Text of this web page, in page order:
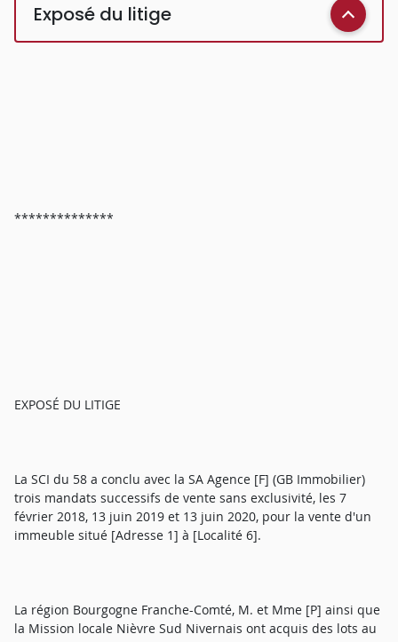
Exposé du litige
**************
EXPOSÉ DU LITIGE
La SCI du 58 a conclu avec la SA Agence [F] (GB Immobilier)
trois mandats successifs de vente sans exclusivité, les 7
février 2018, 13 juin 2019 et 13 juin 2020, pour la vente d'un
immeuble situé [Adresse 1] à [Localité 6].
La région Bourgogne Franche-Comté, M. et Mme [P] ainsi que
la Mission locale Nièvre Sud Nivernais ont acquis des lots au